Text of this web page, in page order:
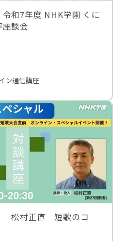
令和7年度 NHK学園 くに
談会
ン通信講座
松村正直 短歌のコ